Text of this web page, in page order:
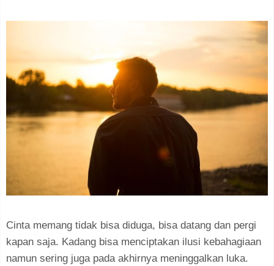
Cinta memang tidak bisa diduga, bisa datang dan pergi
kapan saja. Kadang bisa menciptakan ilusi kebahagiaan
namun sering juga pada akhirnya meninggalkan luka.